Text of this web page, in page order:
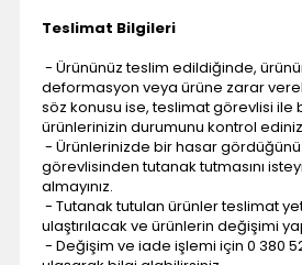
Teslimat Bilgileri
- Ürününüz teslim edildiğinde,
deformasyon veya ürüne zarar
söz konusu ise, teslimat görevlisi
ürünlerinizin durumunu kontrol
- Ürünlerinizde bir hasar
görevlisinden tutanak tutmasını
almayınız.
- Tutanak tutulan ürünler teslimat
ulaştırılacak ve ürünlerin değişimi
- Değişim ve iade işlemi için 0 380